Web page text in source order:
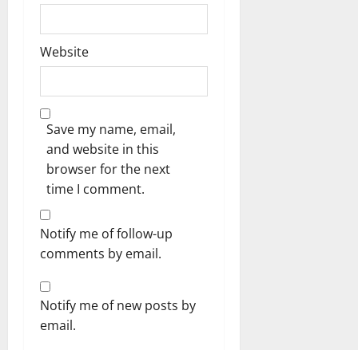
Website
Save my name, email,
and website in this
browser for the next
time I comment.
Notify me of follow-up
comments by email.
Notify me of new posts by
email.